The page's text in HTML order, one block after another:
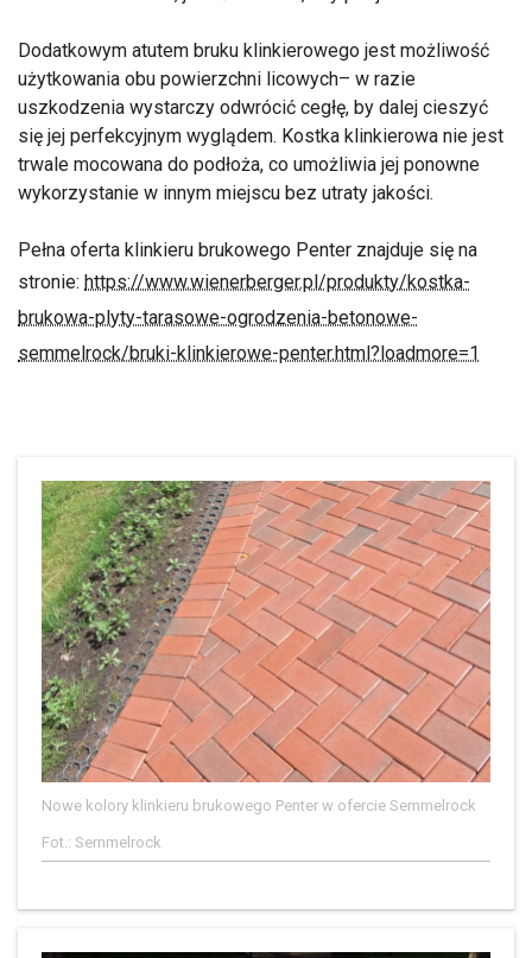
Dodatkowym atutem bruku klinkierowego jest możliwość
użytkowania obu powierzchni licowych– w razie
uszkodzenia wystarczy odwrócić cegłę, by dalej cieszyć
się jej perfekcyjnym wyglądem. Kostka klinkierowa nie jest
trwale mocowana do podłoża, co umożliwia jej ponowne
wykorzystanie w innym miejscu bez utraty jakości.
Pełna oferta klinkieru brukowego Penter znajduje się na
stronie: https://www.wienerberger.pl/produkty/kostka-
brukowa-plyty-tarasowe-ogrodzenia-betonowe-
semmelrock/bruki-klinkierowe-penter.html?loadmore=1
Nowe kolory klinkieru brukowego Penter w ofercie Semmelrock
Fot.: Semmelrock